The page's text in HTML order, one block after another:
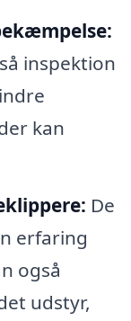
inspektion
kan
De
erfaring
også
udstyr,